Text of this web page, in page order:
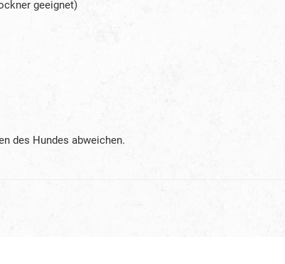
geeignet)
des Hundes abweichen.